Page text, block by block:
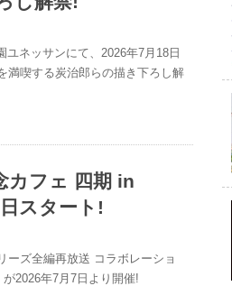
ネッサンにて、2026年7月18日
満喫する炭治郎らの描き下ろし解
カフェ 四期 in
スタート!
ーズ全編再放送 コラボレーショ
2026年7月7日より開催!